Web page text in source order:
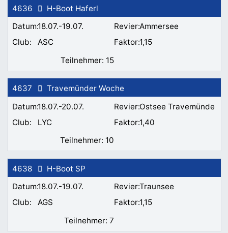
4636
18.07.-19.07.
H-Boot Haferl
Ammersee
ASC
1,15
15
4637
18.07.-20.07.
Travemünder Woche
Ostsee Travemünde
LYC
1,40
10
4638
18.07.-19.07.
H-Boot SP
Traunsee
AGS
1,15
7